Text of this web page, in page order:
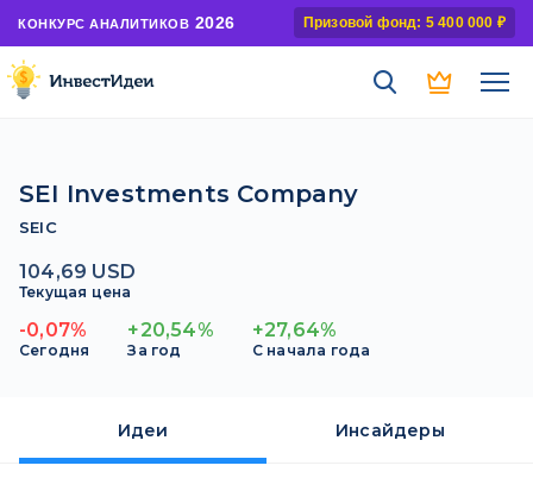
КОНКУРС АНАЛИТИКОВ 2026 Призовой фонд: 5 400 000 ₽
SEI Investments Company
SEIC
104,69 USD
Текущая цена
-0,07%
Сегодня
+20,54%
За год
+27,64%
С начала года
Идеи Инсайдеры